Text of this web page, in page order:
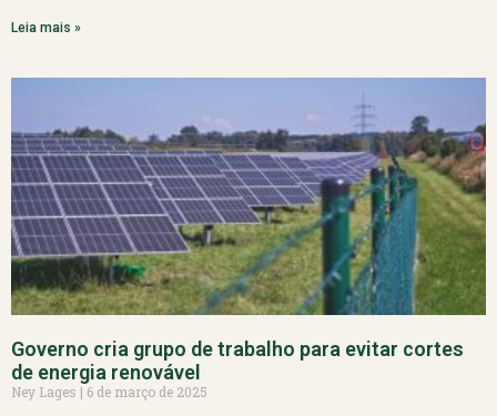
Leia mais »
Governo cria grupo de trabalho para evitar cortes
de energia renovável
Ney Lages
6 de março de 2025